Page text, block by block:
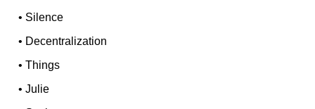
• Silence
• Decentralization
•Things
•Julie